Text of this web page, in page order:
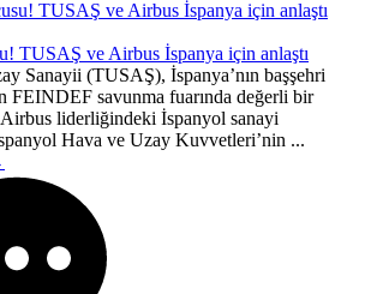
TUSAŞ ve Airbus İspanya için anlaştı
Sanayii (TUSAŞ), İspanya’nın başşehri
FEINDEF savunma fuarında değerli bir
Airbus liderliğindeki İspanyol sanayi
Hava ve Uzay Kuvvetleri’nin ...